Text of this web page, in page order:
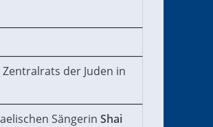
der Juden in
Sängerin Shai